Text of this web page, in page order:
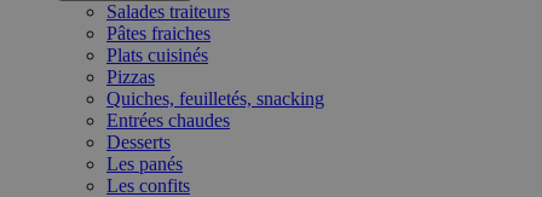
Salades traiteurs
Pâtes fraiches
Plats cuisinés
Pizzas
Quiches, feuilletés, snacking
Entrées chaudes
Desserts
Les panés
Les confits